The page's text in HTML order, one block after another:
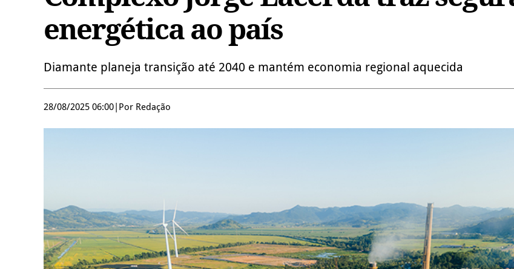
energética ao país
Diamante planeja transição até 2040 e mantém economia regional aquecida
28/08/2025 06:00 Por Redação